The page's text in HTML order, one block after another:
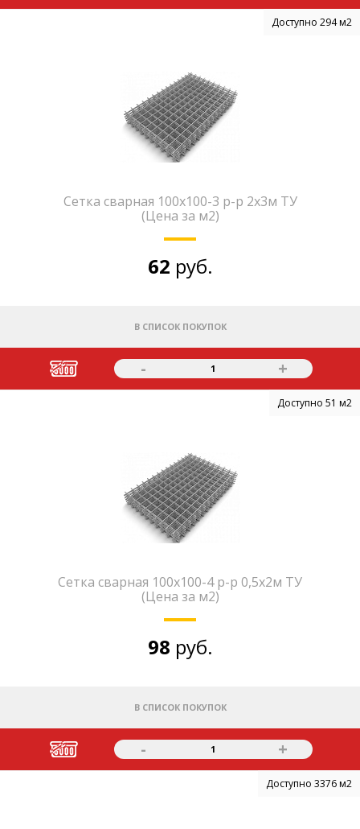
Доступно 294 м2
Сетка сварная 100х100-3 р-р 2х3м ТУ
(Цена за м2)
62 руб.
В СПИСОК ПОКУПОК
- 1 +
Доступно 51 м2
Сетка сварная 100х100-4 р-р 0,5х2м ТУ
(Цена за м2)
98 руб.
В СПИСОК ПОКУПОК
- 1 +
Доступно 3376 м2